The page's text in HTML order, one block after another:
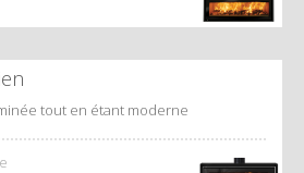
tout en étant moderne